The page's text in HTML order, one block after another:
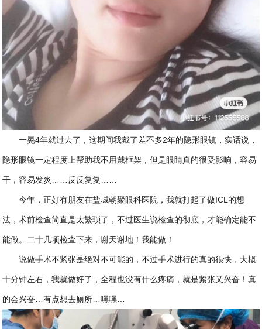
一晃4年就过去了，这期间我戴了差不多2年的隐形眼镜，实话说，
隐形眼镜一定程度上帮助我不用戴框架，但是眼睛真的很受影响，容易
干，容易发炎……反反复复……
今年，正好有朋友在盐城朝聚眼科医院，我就打起了做ICL的想
法，术前检查简直是太繁琐了，不过医生说检查的彻底，才能确定能不
能做。二十几项检查下来，谢天谢地！我能做！
说做手术不紧张是绝对不可能的，不过手术进行的真的很快，大概
十分钟左右，我就做好了，全程也没有什么疼痛，就是紧张又兴奋！真
的会兴奋…有点想去厕所…嘿嘿…